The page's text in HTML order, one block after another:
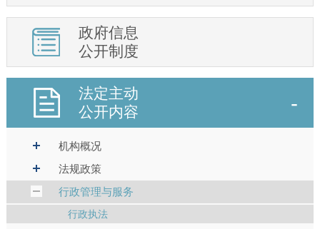
政府信息
公开制度
法定主动
公开内容
机构概况
法规政策
行政管理与服务
行政执法